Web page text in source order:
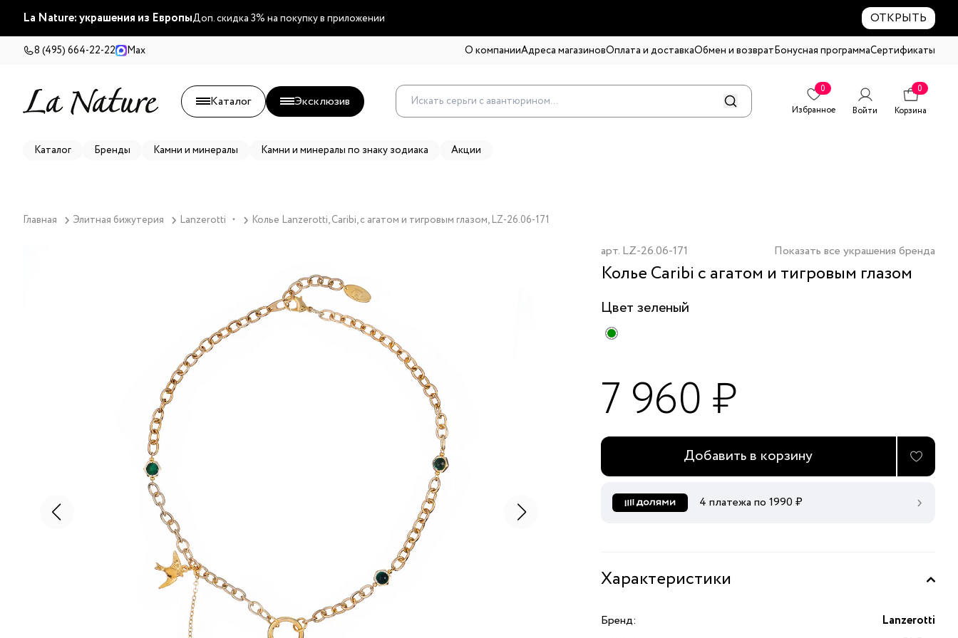
La Nature: украшения из ЕвропыДоп. скидка 3% на покупку в приложении ОТКРЫТЬ
8 (495) 664-22-22 Max О компанииАдреса магазиновОплата и доставкаОбмен и возвратБонусная программаСертификаты
Каталог Эксклюзив
0
Избранное
Войти
0
Корзина
Каталог Бренды Камни и минералы Камни и минералы по знаку зодиака Акции
Главная Элитная бижутерия Lanzerotti ▼ Колье Lanzerotti, Caribi, с агатом и тигровым глазом, LZ-26.06-171
арт. LZ-26.06-171 Показать все украшения бренда
Колье Caribi с агатом и тигровым глазом
Цвет зеленый
7 960 ₽
Добавить в корзину
4 платежа по 1990 ₽
Характеристики
Бренд:
Lanzerotti